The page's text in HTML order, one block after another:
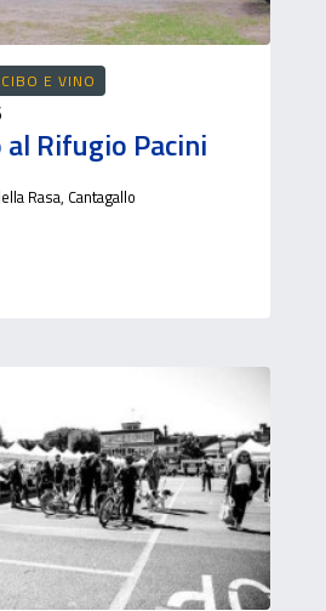
CIBO E VINO
Rifugio Pacini
Rasa, Cantagallo